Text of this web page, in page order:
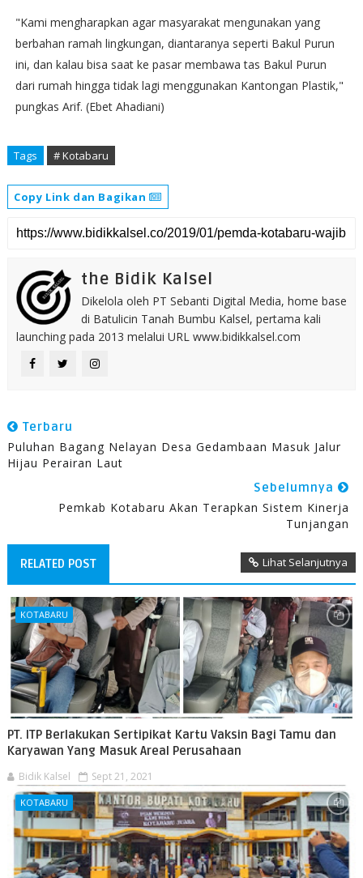
"Kami mengharapkan agar masyarakat mengunakan yang
berbahan ramah lingkungan, diantaranya seperti Bakul Purun
ini, dan kalau bisa saat ke pasar membawa tas Bakul Purun
dari rumah hingga tidak lagi menggunakan Kantongan Plastik,"
pungkas Arif. (Ebet Ahadiani)
Tags # Kotabaru
Copy Link dan Bagikan
the Bidik Kalsel
Dikelola oleh PT Sebanti Digital Media, home base
di Batulicin Tanah Bumbu Kalsel, pertama kali
launching pada 2013 melalui URL www.bidikkalsel.com
Terbaru
Puluhan Bagang Nelayan Desa Gedambaan Masuk Jalur
Hijau Perairan Laut
Sebelumnya
Pemkab Kotabaru Akan Terapkan Sistem Kinerja
Tunjangan
RELATED POST Lihat Selanjutnya
KOTABARU
PT. ITP Berlakukan Sertipikat Kartu Vaksin Bagi Tamu dan
Karyawan Yang Masuk Areal Perusahaan
Bidik Kalsel Sept 21, 2021
KOTABARU